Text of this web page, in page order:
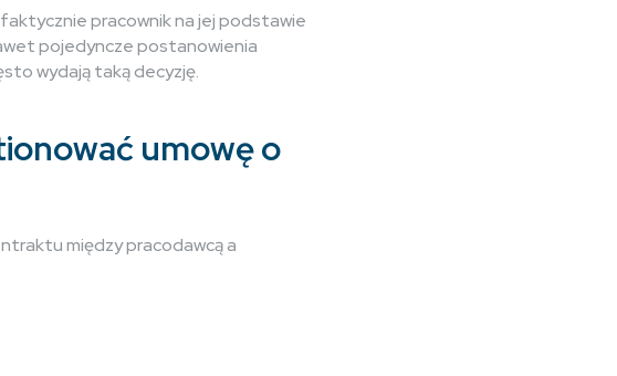
pracownik na jej podstawie
pojedyncze postanowienia
wydają taką decyzję.
umowę o
między pracodawcą a